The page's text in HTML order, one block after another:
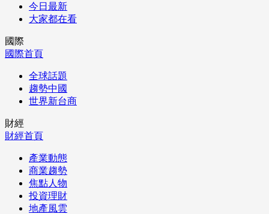
今日最新
大家都在看
國際
國際首頁
全球話題
趨勢中國
世界新台商
財經
財經首頁
產業動態
商業趨勢
焦點人物
投資理財
地產風雲